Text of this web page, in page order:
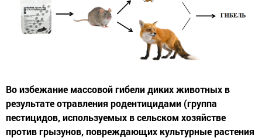
Во избежание массовой гибели диких животных в
результате отравления родентицидами (группа
пестицидов, используемых в сельском хозяйстве
против грызунов, повреждающих культурные растения